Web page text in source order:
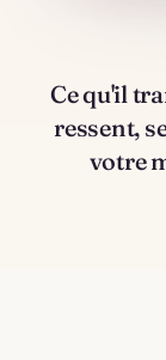
Ce qu'il
ressent,
votre